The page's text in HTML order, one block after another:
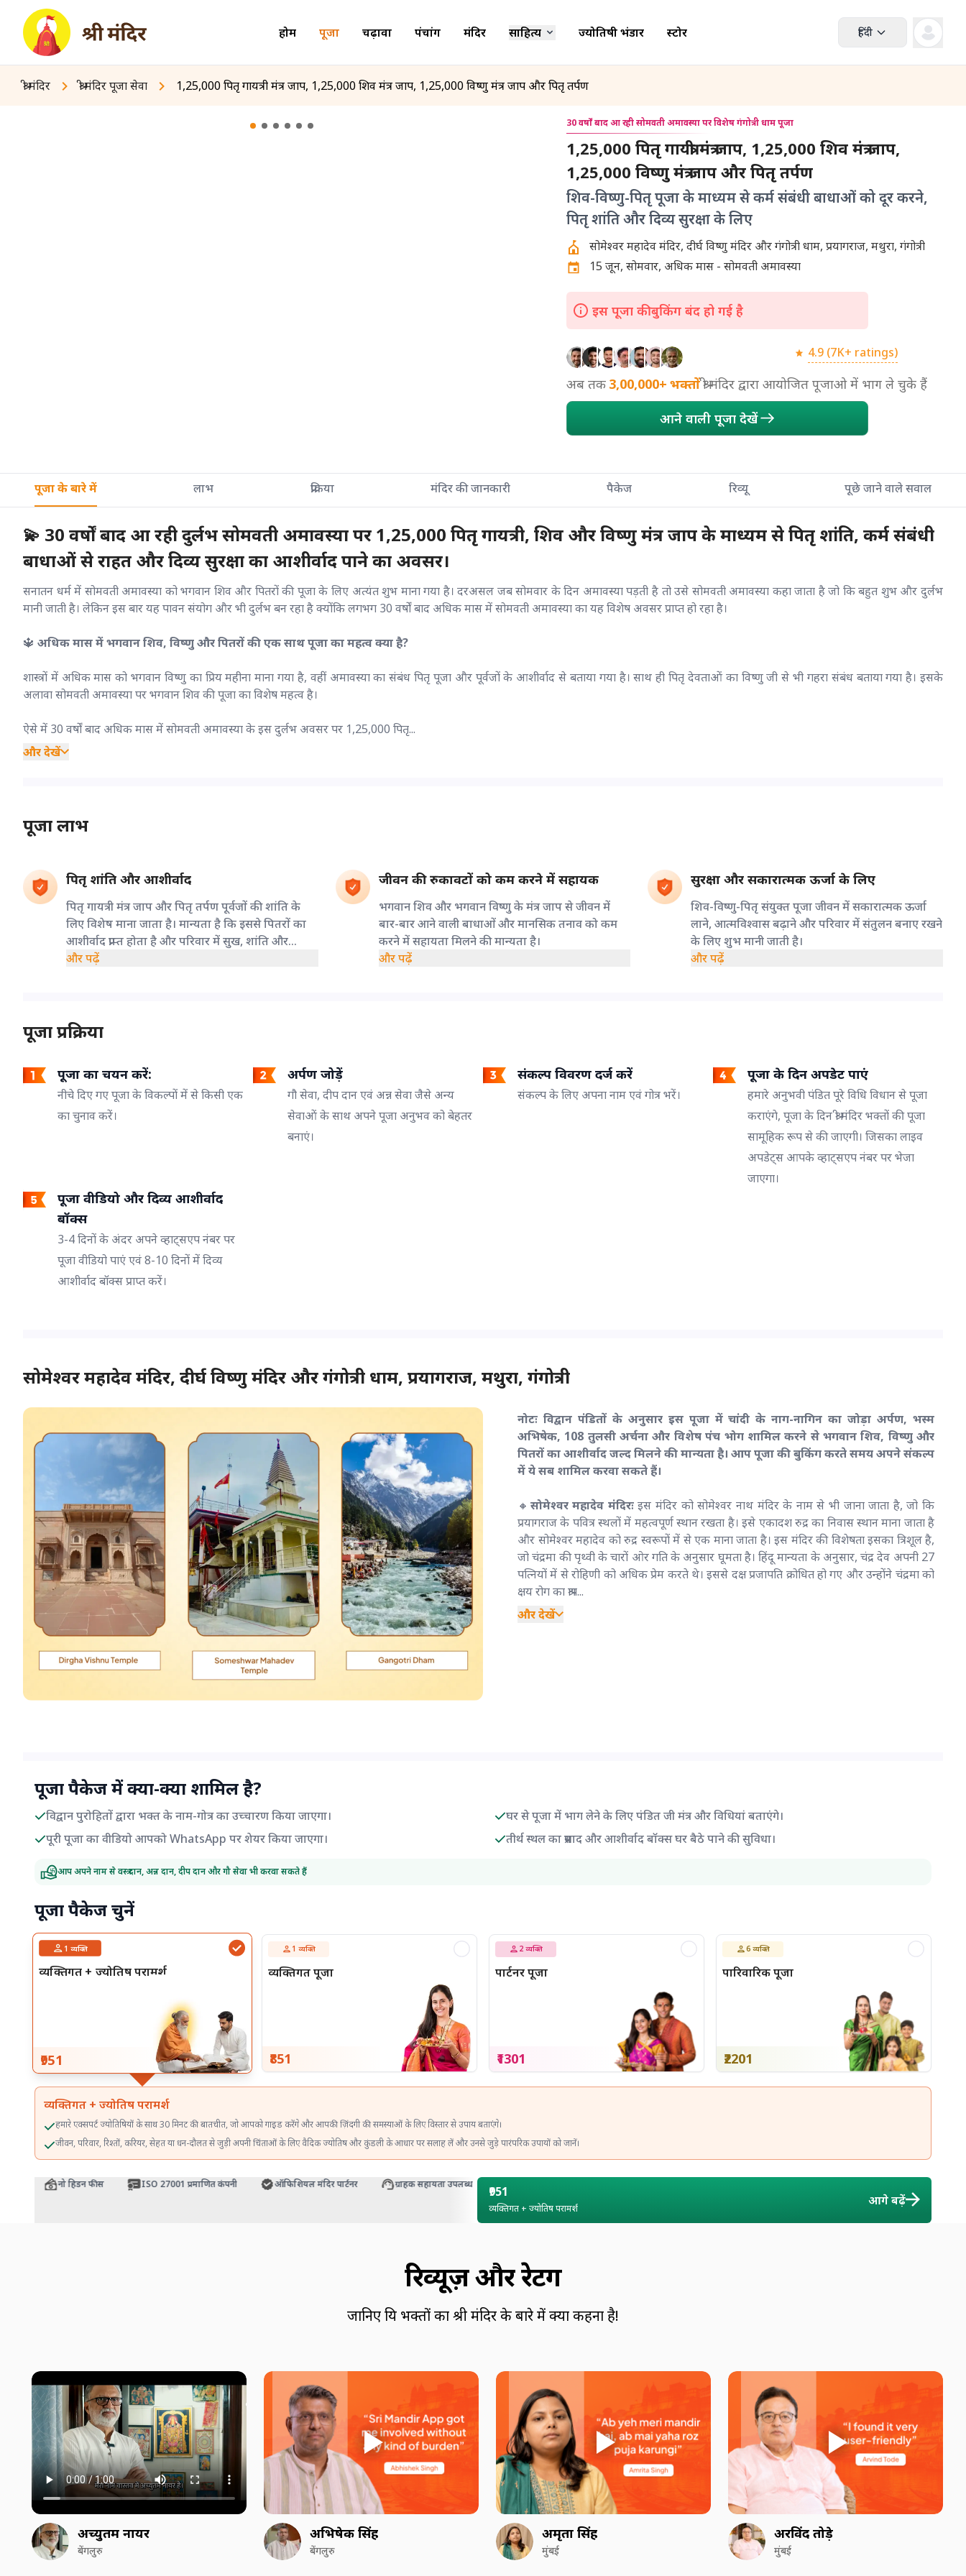
होम पूजा चढ़ावा पंचांग मंदिर साहित्य ज्योतिषी भंडार स्टोर हिंदी
श्री मंदिर श्री मंदिर पूजा सेवा 1,25,000 पितृ गायत्री मंत्र जाप, 1,25,000 शिव मंत्र जाप, 1,25,000 विष्णु मंत्र जाप और पितृ तर्पण
30 वर्षों बाद आ रही सोमवती अमावस्या पर विशेष गंगोत्री धाम पूजा
1,25,000 पितृ गायत्री मंत्र जाप, 1,25,000 शिव मंत्र जाप,
1,25,000 विष्णु मंत्र जाप और पितृ तर्पण
शिव-विष्णु-पितृ पूजा के माध्यम से कर्म संबंधी बाधाओं को दूर करने,
पितृ शांति और दिव्य सुरक्षा के लिए
सोमेश्वर महादेव मंदिर, दीर्घ विष्णु मंदिर और गंगोत्री धाम, प्रयागराज, मथुरा, गंगोत्री
15 जून, सोमवार, अधिक मास - सोमवती अमावस्या
इस पूजा की बुकिंग बंद हो गई है
4.9 (7K+ ratings)
अब तक 3,00,000+ भक्तोंश्री मंदिर द्वारा आयोजित पूजाओ में भाग ले चुके हैं
आने वाली पूजा देखें
पूजा के बारे में लाभ प्रक्रिया मंदिर की जानकारी पैकेज रिव्यू पूछे जाने वाले सवाल
💫 30 वर्षों बाद आ रही दुर्लभ सोमवती अमावस्या पर 1,25,000 पितृ गायत्री, शिव और विष्णु मंत्र जाप के माध्यम से पितृ शांति, कर्म संबंधी
बाधाओं से राहत और दिव्य सुरक्षा का आशीर्वाद पाने का अवसर।
सनातन धर्म में सोमवती अमावस्या को भगवान शिव और पितरों की पूजा के लिए अत्यंत शुभ माना गया है। दरअसल जब सोमवार के दिन अमावस्या पड़ती है तो उसे सोमवती अमावस्या कहा जाता है जो कि बहुत शुभ और दुर्लभ
मानी जाती है। लेकिन इस बार यह पावन संयोग और भी दुर्लभ बन रहा है क्योंकि लगभग 30 वर्षों बाद अधिक मास में सोमवती अमावस्या का यह विशेष अवसर प्राप्त हो रहा है।
🔱 अधिक मास में भगवान शिव, विष्णु और पितरों की एक साथ पूजा का महत्व क्या है?
शास्त्रों में अधिक मास को भगवान विष्णु का प्रिय महीना माना गया है, वहीं अमावस्या का संबंध पितृ पूजा और पूर्वजों के आशीर्वाद से बताया गया है। साथ ही पितृ देवताओं का विष्णु जी से भी गहरा संबंध बताया गया है। इसके
अलावा सोमवती अमावस्या पर भगवान शिव की पूजा का विशेष महत्व है।
ऐसे में 30 वर्षों बाद अधिक मास में सोमवती अमावस्या के इस दुर्लभ अवसर पर 1,25,000 पितृ...
और देखें
पूजा लाभ
पितृ शांति और आशीर्वाद
पितृ गायत्री मंत्र जाप और पितृ तर्पण पूर्वजों की शांति के
लिए विशेष माना जाता है। मान्यता है कि इससे पितरों का
आशीर्वाद प्राप्त होता है और परिवार में सुख, शांति और
सकारात्मकता बढ़ती है।
और पढ़ें
जीवन की रुकावटों को कम करने में सहायक
भगवान शिव और भगवान विष्णु के मंत्र जाप से जीवन में
बार-बार आने वाली बाधाओं और मानसिक तनाव को कम
करने में सहायता मिलने की मान्यता है।
और पढ़ें
सुरक्षा और सकारात्मक ऊर्जा के लिए
शिव-विष्णु-पितृ संयुक्त पूजा जीवन में सकारात्मक ऊर्जा
लाने, आत्मविश्वास बढ़ाने और परिवार में संतुलन बनाए रखने
के लिए शुभ मानी जाती है।
और पढ़ें
पूजा प्रक्रिया
पूजा का चयन करें:
नीचे दिए गए पूजा के विकल्पों में से किसी एक
का चुनाव करें।
अर्पण जोड़ें
गौ सेवा, दीप दान एवं अन्न सेवा जैसे अन्य
सेवाओं के साथ अपने पूजा अनुभव को बेहतर
बनाएं।
संकल्प विवरण दर्ज करें
संकल्प के लिए अपना नाम एवं गोत्र भरें।
पूजा के दिन अपडेट पाएं
हमारे अनुभवी पंडित पूरे विधि विधान से पूजा
कराएंगे, पूजा के दिन श्री मंदिर भक्तों की पूजा
सामूहिक रूप से की जाएगी। जिसका लाइव
अपडेट्स आपके व्हाट्सएप नंबर पर भेजा
जाएगा।
पूजा वीडियो और दिव्य आशीर्वाद
बॉक्स
3-4 दिनों के अंदर अपने व्हाट्सएप नंबर पर
पूजा वीडियो पाएं एवं 8-10 दिनों में दिव्य
आशीर्वाद बॉक्स प्राप्त करें।
सोमेश्वर महादेव मंदिर, दीर्घ विष्णु मंदिर और गंगोत्री धाम, प्रयागराज, मथुरा, गंगोत्री
नोटः विद्वान पंडितों के अनुसार इस पूजा में चांदी के नाग-नागिन का जोड़ा अर्पण, भस्म
अभिषेक, 108 तुलसी अर्चना और विशेष पंच भोग शामिल करने से भगवान शिव, विष्णु और
पितरों का आशीर्वाद जल्द मिलने की मान्यता है। आप पूजा की बुकिंग करते समय अपने संकल्प
में ये सब शामिल करवा सकते हैं।
🔸 सोमेश्वर महादेव मंदिरःइस मंदिर को सोमेश्वर नाथ मंदिर के नाम से भी जाना जाता है, जो कि
प्रयागराज के पवित्र स्थलों में महत्वपूर्ण स्थान रखता है। इसे एकादश रुद्र का निवास स्थान माना जाता है
और सोमेश्वर महादेव को रुद्र स्वरूपों में से एक माना जाता है। इस मंदिर की विशेषता इसका त्रिशूल है,
जो चंद्रमा की पृथ्वी के चारों ओर गति के अनुसार घूमता है। हिंदू मान्यता के अनुसार, चंद्र देव अपनी 27
पत्नियों में से रोहिणी को अधिक प्रेम करते थे। इससे दक्ष प्रजापति क्रोधित हो गए और उन्होंने चंद्रमा को
क्षय रोग का श्राप...
और देखें
पूजा पैकेज में क्या-क्या शामिल है?
विद्वान पुरोहितों द्वारा भक्त के नाम-गोत्र का उच्चारण किया जाएगा।
घर से पूजा में भाग लेने के लिए पंडित जी मंत्र और विधियां बताएंगे।
पूरी पूजा का वीडियो आपको WhatsApp पर शेयर किया जाएगा।
तीर्थ स्थल का प्रसाद और आशीर्वाद बॉक्स घर बैठे पाने की सुविधा।
आप अपने नाम से वस्त्र दान, अन्न दान, दीप दान और गौ सेवा भी करवा सकते हैं
पूजा पैकेज चुनें
1 व्यक्ति
व्यक्तिगत + ज्योतिष परामर्श
₹951
1 व्यक्ति
व्यक्तिगत पूजा
₹851
2 व्यक्ति
पार्टनर पूजा
₹1301
6 व्यक्ति
पारिवारिक पूजा
₹2201
व्यक्तिगत + ज्योतिष परामर्श
हमारे एक्सपर्ट ज्योतिषियों के साथ 30 मिनट की बातचीत, जो आपको गाइड करेंगे और आपकी ज़िंदगी की समस्याओं के लिए विस्तार से उपाय बताएंगे।
जीवन, परिवार, रिश्तों, करियर, सेहत या धन-दौलत से जुड़ी अपनी चिंताओं के लिए वैदिक ज्योतिष और कुंडली के आधार पर सलाह लें और उनसे जुड़े पारंपरिक उपायों को जानें।
नो हिडन फीस ISO 27001 प्रमाणित कंपनी ऑफिशियल मंदिर पार्टनर ग्राहक सहायता उपलब्ध ₹951
व्यक्तिगत + ज्योतिष परामर्श
आगे बढ़ें
रिव्यूज़ और रेटिंग
जानिए प्रिय भक्तों का श्री मंदिर के बारे में क्या कहना है!
अच्युतम नायर
बेंगलुरु
अभिषेक सिंह
बेंगलुरु
अमृता सिंह
मुंबई
अरविंद तोड़े
मुंबई